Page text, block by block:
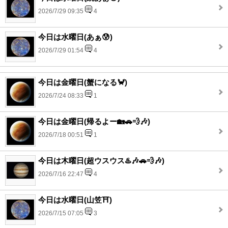
2026/7/29 09:35 4
今日は水曜日(あぁ😰)
2026/7/29 01:54 4
今日は金曜日(蟹になる🦀)
2026/7/24 08:33 1
今日は金曜日(帰るよー🏡🚗💨🎶)
2026/7/18 00:51 1
今日は木曜日(超ウスウス♨️🎶🚗💨🎶)
2026/7/16 22:47 4
今日は水曜日(山笠⛩️)
2026/7/15 07:05 3